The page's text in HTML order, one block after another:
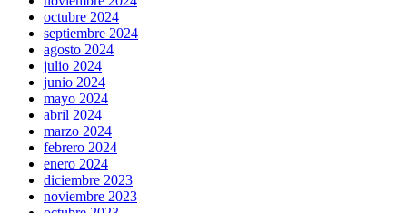
octubre 2024
septiembre 2024
agosto 2024
julio 2024
junio 2024
mayo 2024
abril 2024
marzo 2024
febrero 2024
enero 2024
diciembre 2023
noviembre 2023